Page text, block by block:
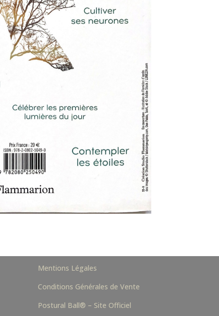
Mentions Légales
Conditions Générales de Vente
Postural Ball® – Site Officiel